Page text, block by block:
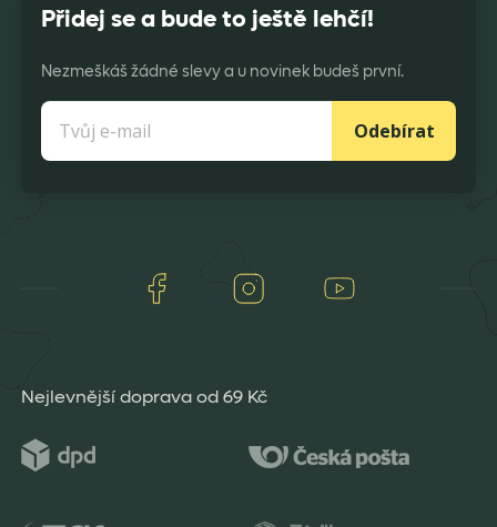
Přidej se a bude to ještě lehčí!
Nezmeškáš žádné slevy a u novinek budeš první.
Odebírat
Facebook Instagram
Nejlevnější doprava od 69 Kč